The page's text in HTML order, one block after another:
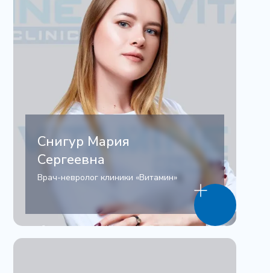
Снигур Мария
Сергеевна
Врач-невролог клиники «Витамин»